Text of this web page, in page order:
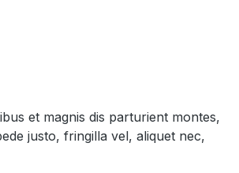
et magnis dis parturient montes,
justo, fringilla vel, aliquet nec,